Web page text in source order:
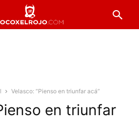
Velasco: “Pienso en triunfar acá”
en triunfar